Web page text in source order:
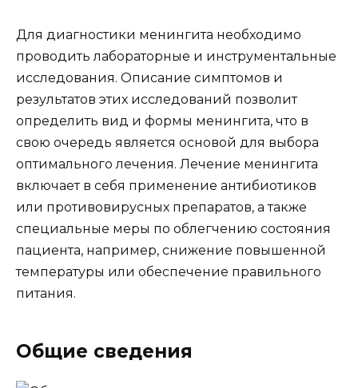
Для диагностики менингита необходимо
проводить лабораторные и инструментальные
исследования. Описание симптомов и
результатов этих исследований позволит
определить вид и формы менингита, что в
свою очередь является основой для выбора
оптимального лечения. Лечение менингита
включает в себя применение антибиотиков
или противовирусных препаратов, а также
специальные меры по облегчению состояния
пациента, например, снижение повышенной
температуры или обеспечение правильного
питания.
Общие сведения